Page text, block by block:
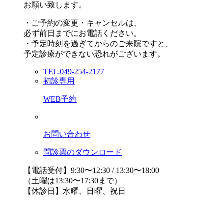
お願い致します。
・ご予約の変更・キャンセルは、
必ず前日までにお電話ください。
・予定時刻を過ぎてからのご来院ですと、
予定診療ができない恐れがございます。
TEL.049-254-2177
初診専用
WEB予約
お問い合わせ
問診票のダウンロード
【電話受付】9:30〜12:30 / 13:30〜18:00
（土曜は13:30〜17:30まで）
【休診日】水曜、日曜、祝日